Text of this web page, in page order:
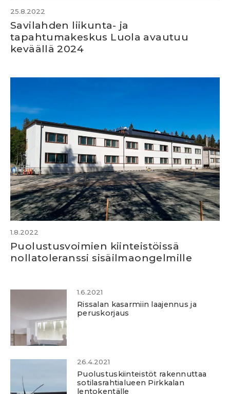
25.8.2022
Savilahden liikunta- ja
tapahtumakeskus Luola avautuu
keväällä 2024
1.8.2022
Puolustusvoimien kiinteistöissä
nollatoleranssi sisäilmaongelmille
1.6.2021
Rissalan kasarmiin laajennus ja
peruskorjaus
26.4.2021
Puolustuskiinteistöt rakennuttaa
sotilasrahtialueen Pirkkalan
lentokentälle